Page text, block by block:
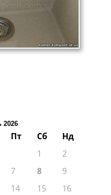
2026
Пт Сб
Нд
1
2
7 8
9
14 15
16